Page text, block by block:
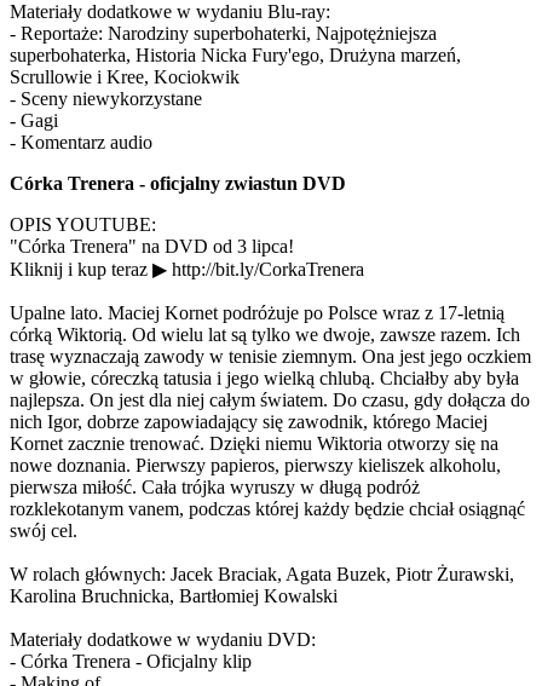
Materiały dodatkowe w wydaniu Blu-ray:
- Reportaże: Narodziny superbohaterki, Najpotężniejsza
superbohaterka, Historia Nicka Fury'ego, Drużyna marzeń,
Scrullowie i Kree, Kociokwik
- Sceny niewykorzystane
- Gagi
- Komentarz audio
Córka Trenera - oficjalny zwiastun DVD
OPIS YOUTUBE:
"Córka Trenera" na DVD od 3 lipca!
Kliknij i kup teraz ▶ http://bit.ly/CorkaTrenera
Upalne lato. Maciej Kornet podróżuje po Polsce wraz z 17-letnią
córką Wiktorią. Od wielu lat są tylko we dwoje, zawsze razem. Ich
trasę wyznaczają zawody w tenisie ziemnym. Ona jest jego oczkiem
w głowie, córeczką tatusia i jego wielką chlubą. Chciałby aby była
najlepsza. On jest dla niej całym światem. Do czasu, gdy dołącza do
nich Igor, dobrze zapowiadający się zawodnik, którego Maciej
Kornet zacznie trenować. Dzięki niemu Wiktoria otworzy się na
nowe doznania. Pierwszy papieros, pierwszy kieliszek alkoholu,
pierwsza miłość. Cała trójka wyruszy w długą podróż
rozklekotanym vanem, podczas której każdy będzie chciał osiągnąć
swój cel.
W rolach głównych: Jacek Braciak, Agata Buzek, Piotr Żurawski,
Karolina Bruchnicka, Bartłomiej Kowalski
Materiały dodatkowe w wydaniu DVD:
- Córka Trenera - Oficjalny klip